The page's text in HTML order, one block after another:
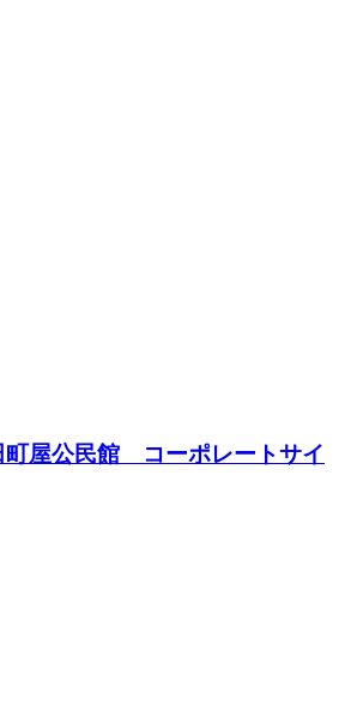
町屋公民館 コーポレートサイ